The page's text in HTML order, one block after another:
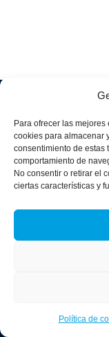
Para ofrecer las
cookies para almacenar
consentimiento de estas
comportamiento de
No consentir o retirar el
ciertas características y
Política de
legal
Política
de
Privacid
ad
de
Política